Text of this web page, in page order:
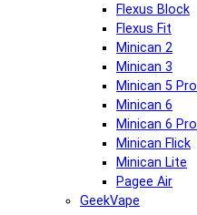
Flexus Block
Flexus Fit
Minican 2
Minican 3
Minican 5 Pro
Minican 6
Minican 6 Pro
Minican Flick
Minican Lite
Pagee Air
GeekVape